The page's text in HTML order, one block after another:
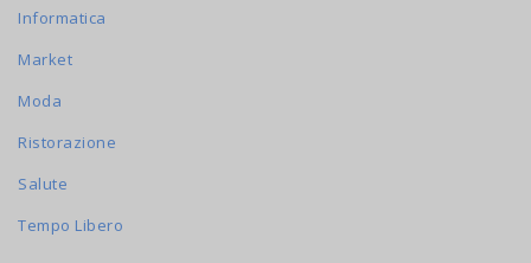
Informatica
Market
Moda
Ristorazione
Salute
Tempo Libero